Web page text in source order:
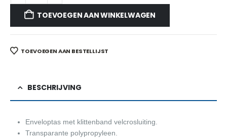
TOEVOEGEN AAN WINKELWAGEN
TOEVOEGEN AAN BESTELLIJST
BESCHRIJVING
Enveloptas met klittenband velcrosluiting.
Transparante polypropyleen.